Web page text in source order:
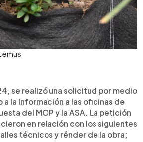
se realizó una solicitud por medio
a la Información a las oficinas de
del MOP y la ASA. La petición
en relación con los siguientes
técnicos y rénder de la obra;